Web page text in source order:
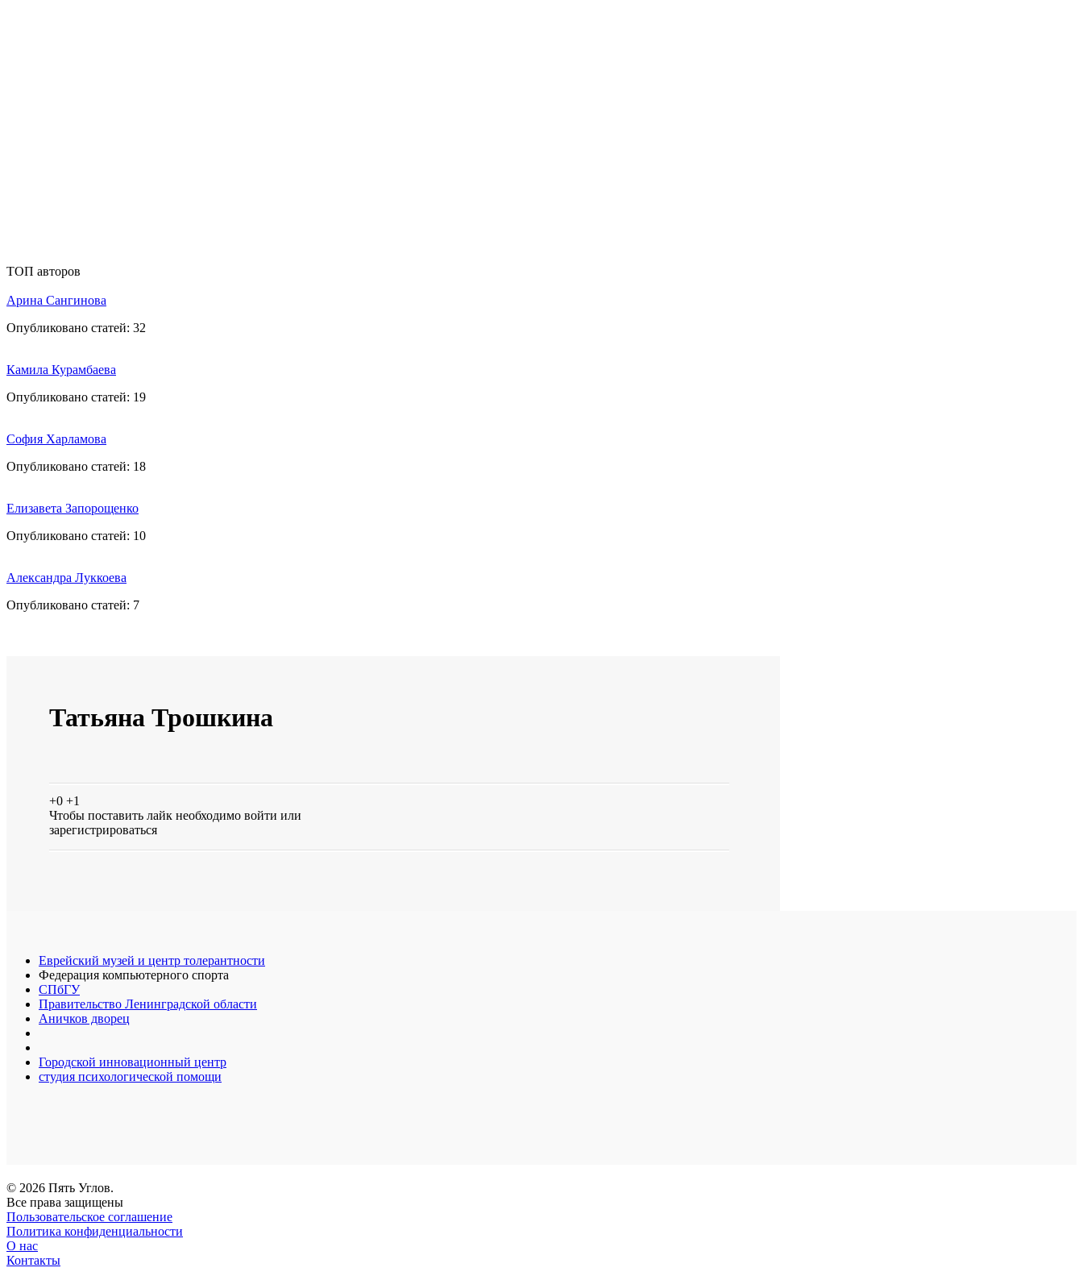
ТОП авторов
Арина Сангинова
Опубликовано статей: 32
Камила Курамбаева
Опубликовано статей: 19
София Харламова
Опубликовано статей: 18
Елизавета Запорощенко
Опубликовано статей: 10
Александра Луккоева
Опубликовано статей: 7
Татьяна Трошкина
+0 +1
Чтобы поставить лайк необходимо войти или
зарегистрироваться
Еврейский музей и центр толерантности
Федерация компьютерного спорта
СПбГУ
Правительство Ленинградской области
Аничков дворец
Городской инновационный центр
студия психологической помощи
© 2026 Пять Углов.
Все права защищены
Пользовательское соглашение
Политика конфиденциальности
О нас
Контакты